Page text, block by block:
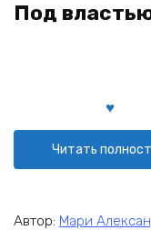
Под
Читать
Автор: Мари